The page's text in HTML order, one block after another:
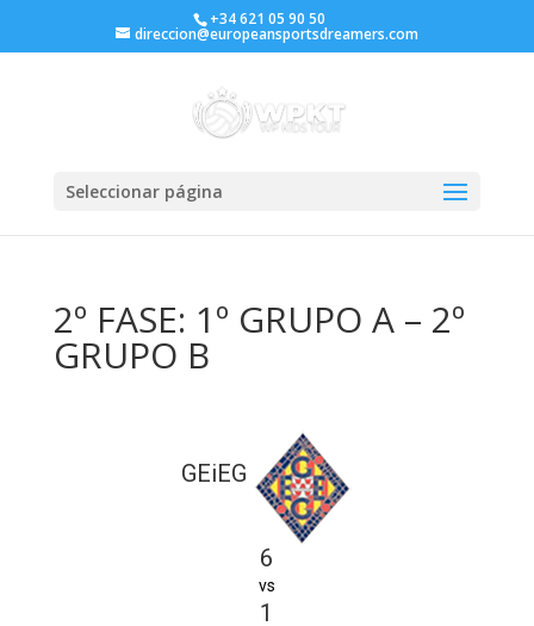
+34 621 05 90 50
direccion@europeansportsdreamers.com
Seleccionar página
2º FASE: 1º GRUPO A – 2º
GRUPO B
GEiEG
6
vs
1